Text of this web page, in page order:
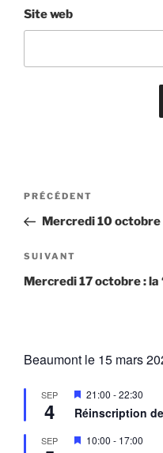
Site web
Navigation
l’article
Article
précédent
PRÉCÉDENT
Mercredi 10
Article
suivant
SUIVANT
Mercredi 17 octobre : la
Beaumont le 15 mars
SEP
4
M
i
s
n
21:00 -22:30
Réinscription
SEP
M
10:00 - 17:00